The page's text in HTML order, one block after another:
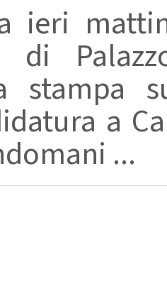
ieri
di
stampa
a
...